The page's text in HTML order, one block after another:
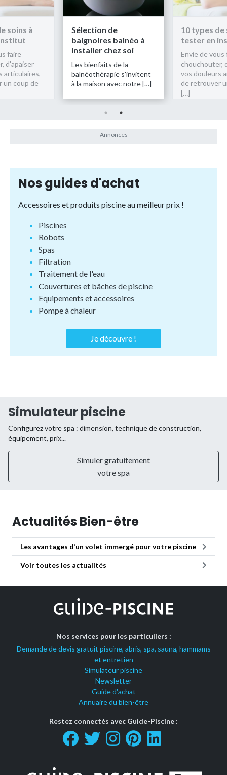
soins à
faire
d'apaiser
articulaires,
un coup de
Sélection de
baignoires balnéo à
installer chez soi
Les bienfaits de la
balnéothérapie s'invitent
à la maison avec notre […]
10 types de
tester en
Envie de vous
chouchouter,
vos douleurs
de retrouver
[…]
Nos guides d'achat
Accessoires et produits piscine au meilleur prix !
Piscines
Robots
Spas
Filtration
Traitement de l'eau
Couvertures et bâches de piscine
Equipements et accessoires
Pompe à chaleur
Je découvre !
Simulateur piscine
Configurez votre spa : dimension, technique de construction,
équipement, prix...
Simuler gratuitement
votre spa
Actualités Bien-être
Les avantages d’un volet immergé pour votre piscine
Voir toutes les actualités
Nos services pour les particuliers :
Demande de devis gratuit piscine, abris, spa, sauna, hammams
et entretien
Simulateur piscine
Newsletter
Guide d'achat
Annuaire du bien-être
Restez connectés avec Guide-Piscine :